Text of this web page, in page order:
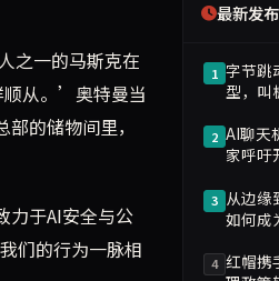
之一的马斯克在
顺从。’奥特曼当
的储物间里，
于AI安全与公
们的行为一脉相
最新发布
1 字节跳
型，叫
2 AI聊天
家呼吁
3 从边缘
如何成
4 红帽携